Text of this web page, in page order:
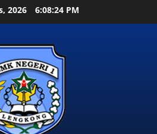
2026 6:08:25 PM